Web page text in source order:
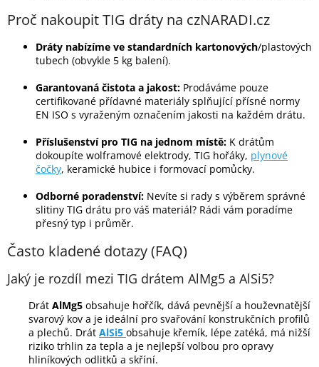
Proč nakoupit TIG dráty na czNARADI.cz
Dráty nabízíme ve standardních kartonových/plastových
tubech (obvykle 5 kg balení).
Garantovaná čistota a jakost: Prodáváme pouze
certifikované přídavné materiály splňující přísné normy
EN ISO s vyraženým označením jakosti na každém drátu.
Příslušenství pro TIG na jednom místě: K drátům
dokoupíte wolframové elektrody, TIG hořáky, plynové
čočky, keramické hubice i formovací pomůcky.
Odborné poradenství: Nevíte si rady s výběrem správné
slitiny TIG drátu pro váš materiál? Rádi vám poradíme
přesný typ i průměr.
Často kladené dotazy (FAQ)
Jaký je rozdíl mezi TIG drátem AlMg5 a AlSi5?
Drát AlMg5 obsahuje hořčík, dává pevnější a houževnatější
svarový kov a je ideální pro svařování konstrukčních profilů
a plechů. Drát AlSi5 obsahuje křemík, lépe zatéká, má nižší
riziko trhlin za tepla a je nejlepší volbou pro opravy
hliníkových odlitků a skříní.